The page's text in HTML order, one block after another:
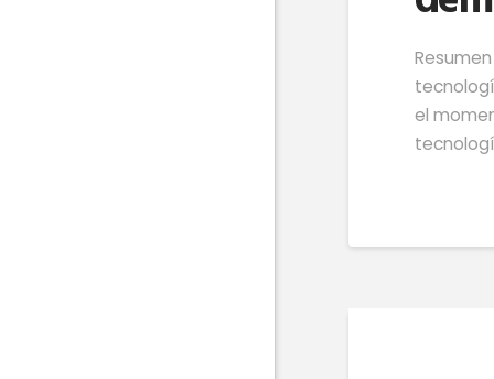
el